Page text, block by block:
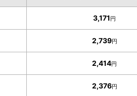
3,171円
2,739円
2,414円
2,376円